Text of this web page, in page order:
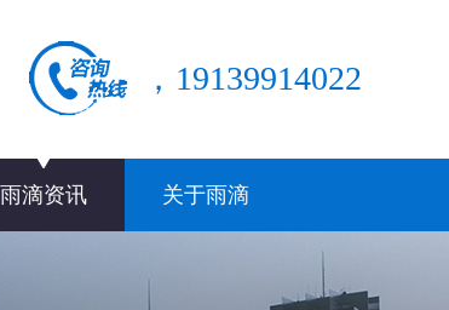
，19139914022
雨滴资讯 关于雨滴